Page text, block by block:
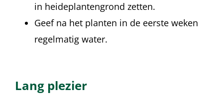
in heideplantengrond zetten.
Geef na het planten in de eerste weken
regelmatig water.
Lang plezier